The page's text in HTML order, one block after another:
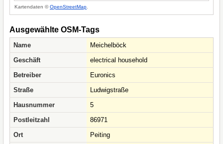
Kartendaten ©OpenStreetMap
Ausgewählte OSM-Tags
Name
Meichelböck
Geschäft
electrical household
Betreiber
Euronics
Straße
Ludwigstraße
Hausnummer
5
Postleitzahl
86971
Ort
Peiting